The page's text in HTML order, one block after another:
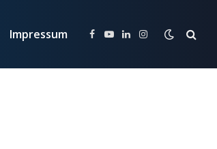
Impressum Facebook
YouTube
LinkedInInstagram